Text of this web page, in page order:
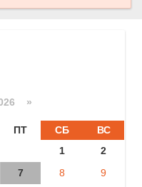
»
ПТ СБ
ВС
1
2
7 8
9